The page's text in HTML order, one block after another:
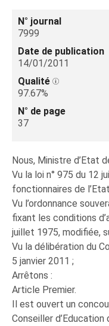
N° journal
7999
Date de publication
14/01/2011
Qualité
97.67%
N° de page
37
Nous, Ministre d’Etat
Vu la loi n° 975 du 12
fonctionnaires de
Vu l’ordonnance
fixant les conditions
juillet 1975, modifiée,
Vu la délibération du
5 janvier 2011 ;
Arrêtons :
Article Premier.
Il est ouvert un
Conseiller